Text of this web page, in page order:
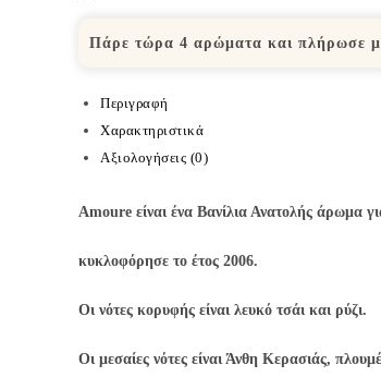
Πάρε τώρα 4 αρώματα και πλήρωσε
Περιγραφή
Χαρακτηριστικά
Αξιολογήσεις (0)
Amoure είναι ένα Βανίλια Ανατολής άρωμα
κυκλοφόρησε το έτος 2006.
Οι νότες κορυφής είναι λευκό τσάι και ρύζι.
Οι μεσαίες νότες είναι Άνθη Κερασιάς,